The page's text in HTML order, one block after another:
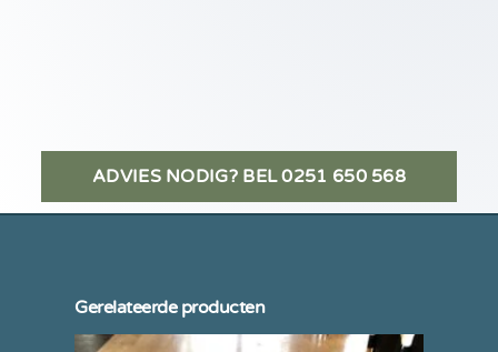
ADVIES NODIG? BEL 0251 650 568
Gerelateerde producten